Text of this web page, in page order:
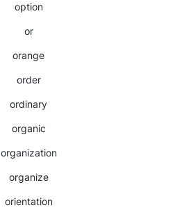
option
or
orange
order
ordinary
organic
organization
organize
orientation